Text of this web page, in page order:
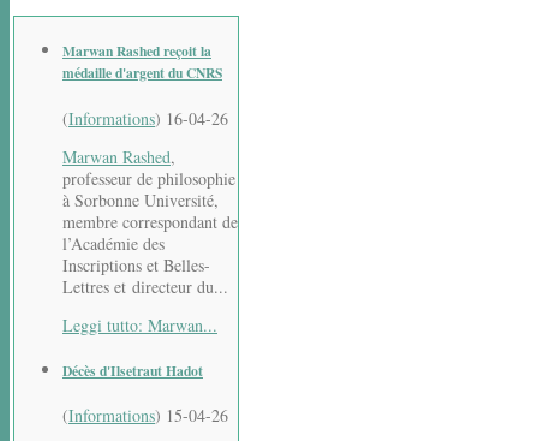
Marwan Rashed reçoit la
médaille d'argent du CNRS
(Informations) 16-04-26
Marwan Rashed,
professeur de philosophie
à Sorbonne Université,
membre correspondant de
l’Académie des
Inscriptions et Belles-
Lettres et directeur du...
Leggi tutto: Marwan...
Décès d'Ilsetraut Hadot
(Informations) 15-04-26